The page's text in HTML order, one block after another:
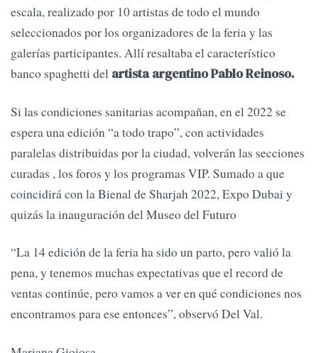
escala, realizado por 10 artistas de todo el mundo
seleccionados por los organizadores de la feria y las
galerías participantes. Allí resaltaba el característico
banco spaghetti del artista argentino Pablo Reinoso.
Si las condiciones sanitarias acompañan, en el 2022 se
espera una edición “a todo trapo”, con actividades
paralelas distribuidas por la ciudad, volverán las secciones
curadas , los foros y los programas VIP. Sumado a que
coincidirá con la Bienal de Sharjah 2022, Expo Dubai y
quizás la inauguración del Museo del Futuro
“La 14 edición de la feria ha sido un parto, pero valió la
pena, y tenemos muchas expectativas que el record de
ventas continúe, pero vamos a ver en qué condiciones nos
encontramos para ese entonces”, observó Del Val.